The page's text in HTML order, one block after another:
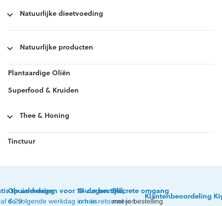
Natuurlijke dieetvoeding
Natuurlijke producten
Plantaardige Oliën
Superfood & Kruiden
Thee & Honing
Tinctuur
thuislevering
€ 29
Op werkdagen voor 15 uur besteld,
de volgende werkdag in huis
14 dagen tijd
om te retourneren
Discrete omgang
met je bestelling
Klantenbeoordeling